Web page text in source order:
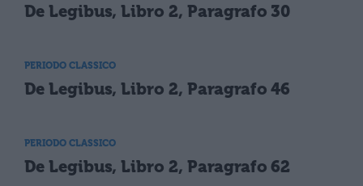
De Legibus, Libro 2, Paragrafo 30
PERIODO CLASSICO
De Legibus, Libro 2, Paragrafo 46
PERIODO CLASSICO
De Legibus, Libro 2, Paragrafo 62